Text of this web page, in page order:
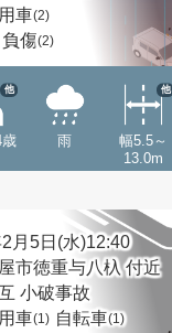
車(2)
負傷(2)
他
雨
幅5.5～
13.0m
他
月5日(水)12:40
市徳重与八杁 付近
小破事故
車(1) 自転車(1)